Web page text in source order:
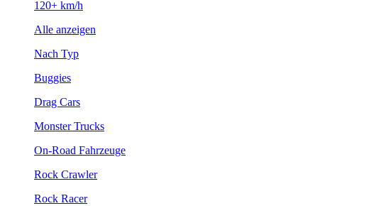
120+ km/h
Alle anzeigen
Nach Typ
Buggies
Drag Cars
Monster Trucks
On-Road Fahrzeuge
Rock Crawler
Rock Racer